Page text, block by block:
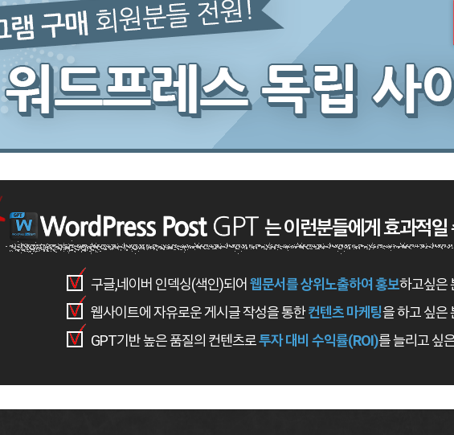
는 이런분들에게 효과적일
구글,네이버 인덱싱(색인)되어 웹문서를 상위노출하여 홍보하고싶은
웹사이트에 자유로운 게시글 작성을 통한컨텐츠 마케팅을 하고 싶은
GPT기반 높은 품질의 컨텐츠로투자 대비 수익률(ROI)를 늘리고 싶